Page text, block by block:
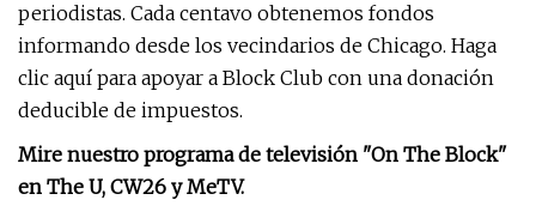
periodistas. Cada centavo obtenemos fondos
informando desde los vecindarios de Chicago. Haga
clic aquí para apoyar a Block Club con una donación
deducible de impuestos.
Mire nuestro programa de televisión "On The Block"
en The U, CW26 y MeTV.